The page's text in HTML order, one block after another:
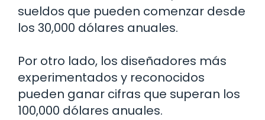
sueldos que pueden comenzar desde
los 30,000 dólares anuales.
Por otro lado, los diseñadores más
experimentados y reconocidos
pueden ganar cifras que superan los
100,000 dólares anuales.